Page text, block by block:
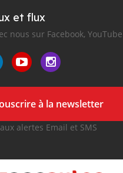
et flux
nous sur Facebook,
à la newsletter
aux alertes Email et SMS